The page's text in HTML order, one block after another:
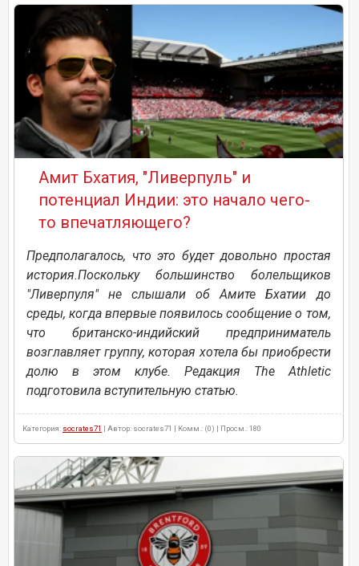
Амит Бхатия, "Ливерпуль" и
потенциал Индии: это начало чего-
то впечатляющего?
Предполагалось, что это будет довольно простая
история.Поскольку большинство болельщиков
"Ливерпуля" не слышали об Амите Бхатии до
среды, когда впервые появилось сообщение о том,
что британско-индийский предприниматель
возглавляет группу, которая хотела бы приобрести
долю в этом клубе. Редакция The Athletic
подготовила вступительную статью.
Категория: socrates71 | Автор: socrates71 | Комм.: (0) | Просм.: 180